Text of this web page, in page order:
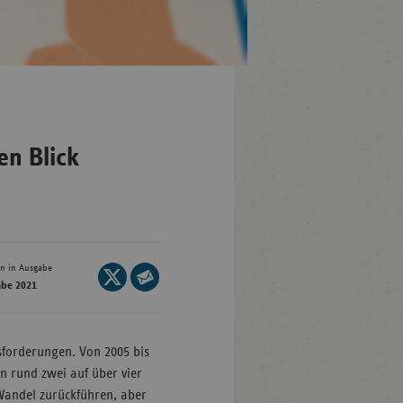
Blick
in Ausgabe
2021
Seite
auf
Von 2005 bis
rund zwei auf über vier
zurückführen, aber